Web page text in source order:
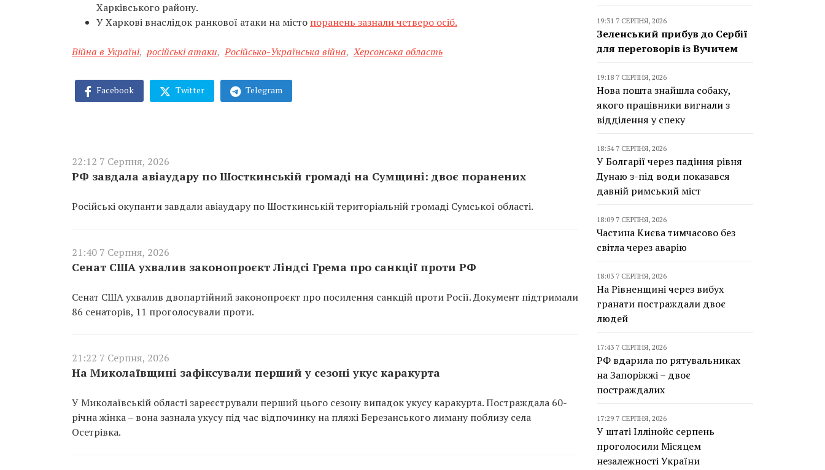
Харківського району.
У Харкові внаслідок ранкової атаки на місто поранень зазнали четверо осіб.
Війна в Україні, російські атаки, Російсько-Українська війна, Херсонська область
Facebook Twitter Telegram
22:12 7 Серпня, 2026
РФ завдала авіаудару по Шосткинській громаді на Сумщині: двоє поранених
Російські окупанти завдали авіаудару по Шосткинській територіальній громаді Сумської області.
21:40 7 Серпня, 2026
Сенат США ухвалив законопроєкт Ліндсі Грема про санкції проти РФ
Сенат США ухвалив двопартійний законопроєкт про посилення санкцій проти Росії. Документ підтримали
86 сенаторів, 11 проголосували проти.
21:22 7 Серпня, 2026
На Миколаївщині зафіксували перший у сезоні укус каракурта
У Миколаївській області зареєстрували перший цього сезону випадок укусу каракурта. Постраждала 60-
річна жінка – вона зазнала укусу під час відпочинку на пляжі Березанського лиману поблизу села
Осетрівка.
19:31 7 СЕРПНЯ, 2026
Зеленський прибув до Сербії
для переговорів із Вучичем
19:18 7 СЕРПНЯ, 2026
Нова пошта знайшла собаку,
якого працівники вигнали з
відділення у спеку
18:54 7 СЕРПНЯ, 2026
У Болгарії через падіння рівня
Дунаю з-під води показався
давній римський міст
18:09 7 СЕРПНЯ, 2026
Частина Києва тимчасово без
світла через аварію
18:03 7 СЕРПНЯ, 2026
На Рівненщині через вибух
гранати постраждали двоє
людей
17:43 7 СЕРПНЯ, 2026
РФ вдарила по рятувальниках
на Запоріжжі – двоє
постраждалих
17:29 7 СЕРПНЯ, 2026
У штаті Іллінойс серпень
проголосили Місяцем
незалежності України